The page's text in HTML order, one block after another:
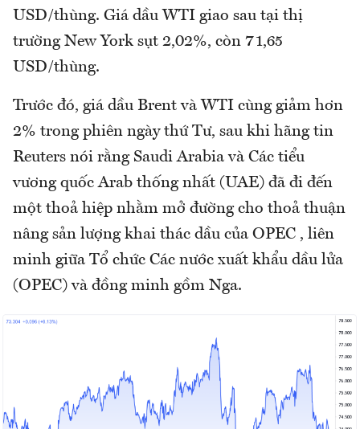
USD/thùng. Giá dầu WTI giao sau tại thị
trường New York sụt 2,02%, còn 71,65
USD/thùng.
Trước đó, giá dầu Brent và WTI cùng giảm hơn
2% trong phiên ngày thứ Tư, sau khi hãng tin
Reuters nói rằng Saudi Arabia và Các tiểu
vương quốc Arab thống nhất (UAE) đã đi đến
một thoả hiệp nhằm mở đường cho thoả thuận
nâng sản lượng khai thác dầu của OPEC , liên
minh giữa Tổ chức Các nước xuất khẩu dầu lửa
(OPEC) và đồng minh gồm Nga.